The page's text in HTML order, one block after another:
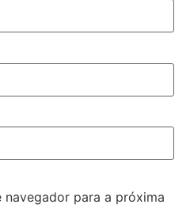
navegador para a próxima